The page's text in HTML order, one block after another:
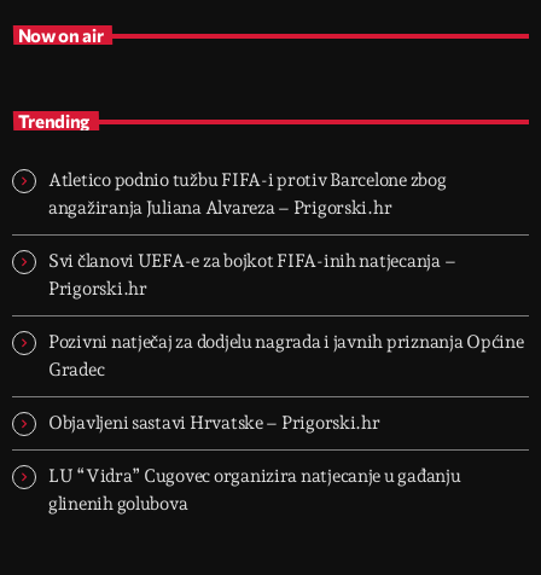
Now on air
Trending
Atletico podnio tužbu FIFA-i protiv Barcelone zbog
angažiranja Juliana Alvareza – Prigorski.hr
Svi članovi UEFA-e za bojkot FIFA-inih natjecanja –
Prigorski.hr
Pozivni natječaj za dodjelu nagrada i javnih priznanja Općine
Gradec
Objavljeni sastavi Hrvatske – Prigorski.hr
LU “Vidra” Cugovec organizira natjecanje u gađanju
glinenih golubova